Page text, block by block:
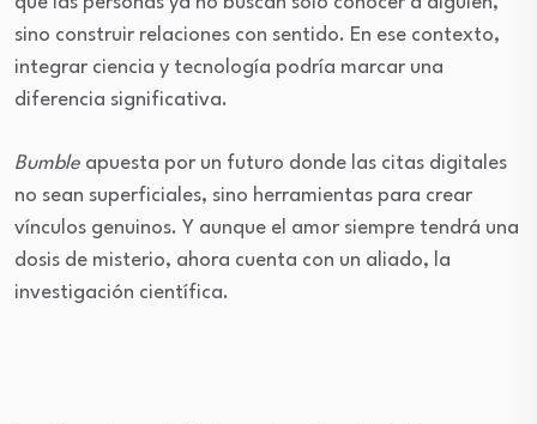
sino construir relaciones con sentido. En ese contexto,
integrar ciencia y tecnología podría marcar una
diferencia significativa.
Bumble apuesta por un futuro donde las citas digitales
no sean superficiales, sino herramientas para crear
vínculos genuinos. Y aunque el amor siempre tendrá una
dosis de misterio, ahora cuenta con un aliado, la
investigación científica.